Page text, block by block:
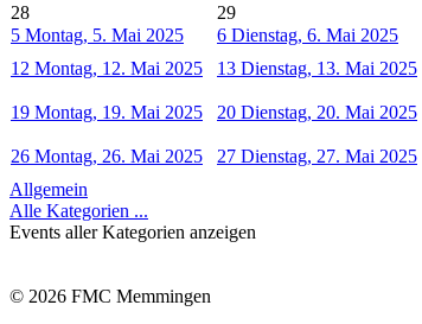
28
29
5 Montag, 5. Mai 2025 6 Dienstag, 6. Mai 2025
12 Montag, 12. Mai 2025 13 Dienstag, 13. Mai 2025
19 Montag, 19. Mai 2025 20 Dienstag, 20. Mai 2025
26 Montag, 26. Mai 2025 27 Dienstag, 27. Mai 2025
Allgemein
Alle Kategorien ...
Events aller Kategorien anzeigen
© 2026 FMC Memmingen